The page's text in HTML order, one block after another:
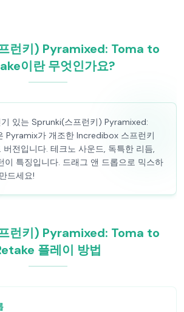
런키) Pyramixed: Toma to
이란 무엇인가요?
있는 Sprunki(스프런키) Pyramixed:
Pyramix가 개조한 Incredibox 스프런키
전입니다. 테크노 사운드, 독특한 리듬,
이 특징입니다. 드래그 앤 드롭으로 믹스하
드세요!
런키) Pyramixed: Toma to
플레이 방법